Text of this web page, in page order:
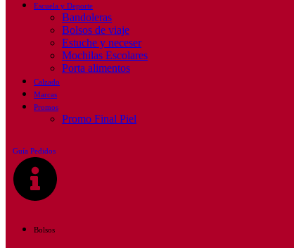
Escuela y Deporte
Bandoleras
Bolsos de viaje
Estuche y neceser
Mochilas Escolares
Porta alimentos
Calzado
Marcas
Promos
Promo Final Piel
Guía Pedidos
Bolsos